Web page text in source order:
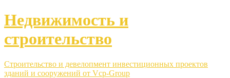
Недвижимость и
строительство
Строительство и девелопмент инвестиционных проектов
зданий и сооружений от Vcp-Group